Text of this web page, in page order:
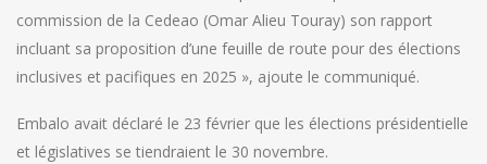
commission de la Cedeao (Omar Alieu Touray) son rapport
incluant sa proposition d’une feuille de route pour des élections
inclusives et pacifiques en 2025 », ajoute le communiqué.
Embalo avait déclaré le 23 février que les élections présidentielle
et législatives se tiendraient le 30 novembre.